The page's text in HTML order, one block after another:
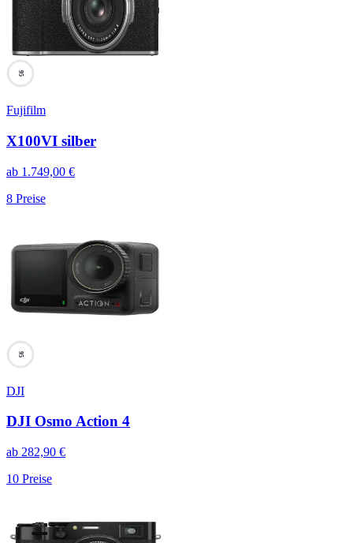
95
Fujifilm
X100VI silber
ab 1.749,00 €
8 Preise
95
DJI
DJI Osmo Action 4
ab 282,90 €
10 Preise